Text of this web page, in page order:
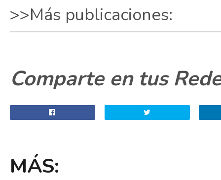
>>Más publicaciones:
Comparte en tus
MÁS: